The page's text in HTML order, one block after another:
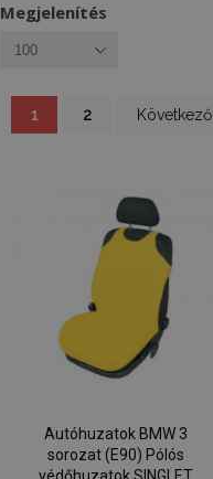
Megjelenítés
1 2 Következő
Autóhuzatok BMW 3
sorozat (E90) Pólós